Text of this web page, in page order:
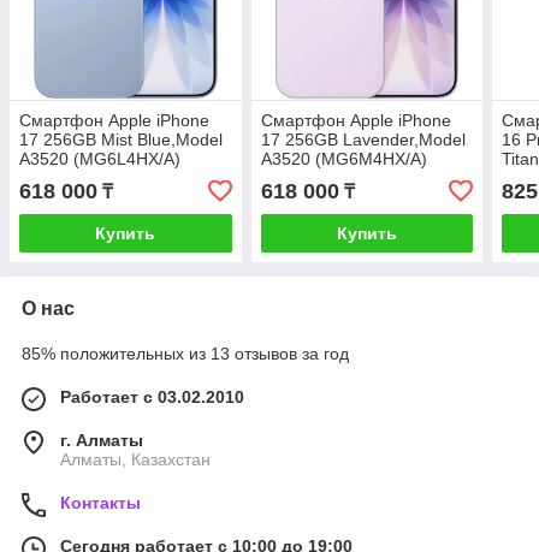
Смартфон Apple iPhone
17 256GB Mist Blue,Model
A3520 (MG6L4HX/A)
618 000 ₸
Купить
Смартфон Apple iPhone
17 256GB Lavender,Model
A3520 (MG6M4HX/A)
618 000₸
Купить
16
О нас
85% положительных из 13 отзывов за год
Работает с 03.02.2010
г. Алматы
Алматы, Казахстан
Контакты
Сегодня работает с 10:00 до 19:00